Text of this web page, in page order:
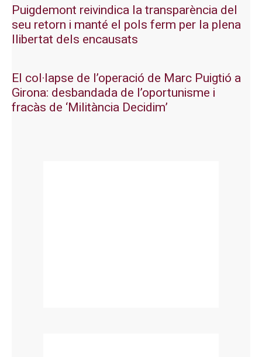
Puigdemont reivindica la transparència del
seu retorn i manté el pols ferm per la plena
llibertat dels encausats
El col·lapse de l’operació de Marc Puigtió a
Girona: desbandada de l’oportunisme i
fracàs de ‘Militància Decidim’